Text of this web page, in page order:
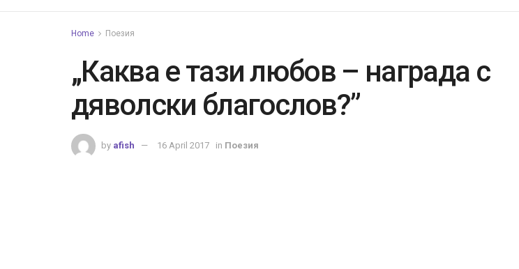
Home Поезия
„Каква е тази любов – награда с
дяволски благослов?”
by afish 16 April 2017 in Поезия